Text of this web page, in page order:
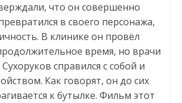
что он совершенно
в своего персонажа,
В клинике он провёл
время, но врачи
справился с собой и
Как говорят, он до сих
к бутылке. Фильм этот